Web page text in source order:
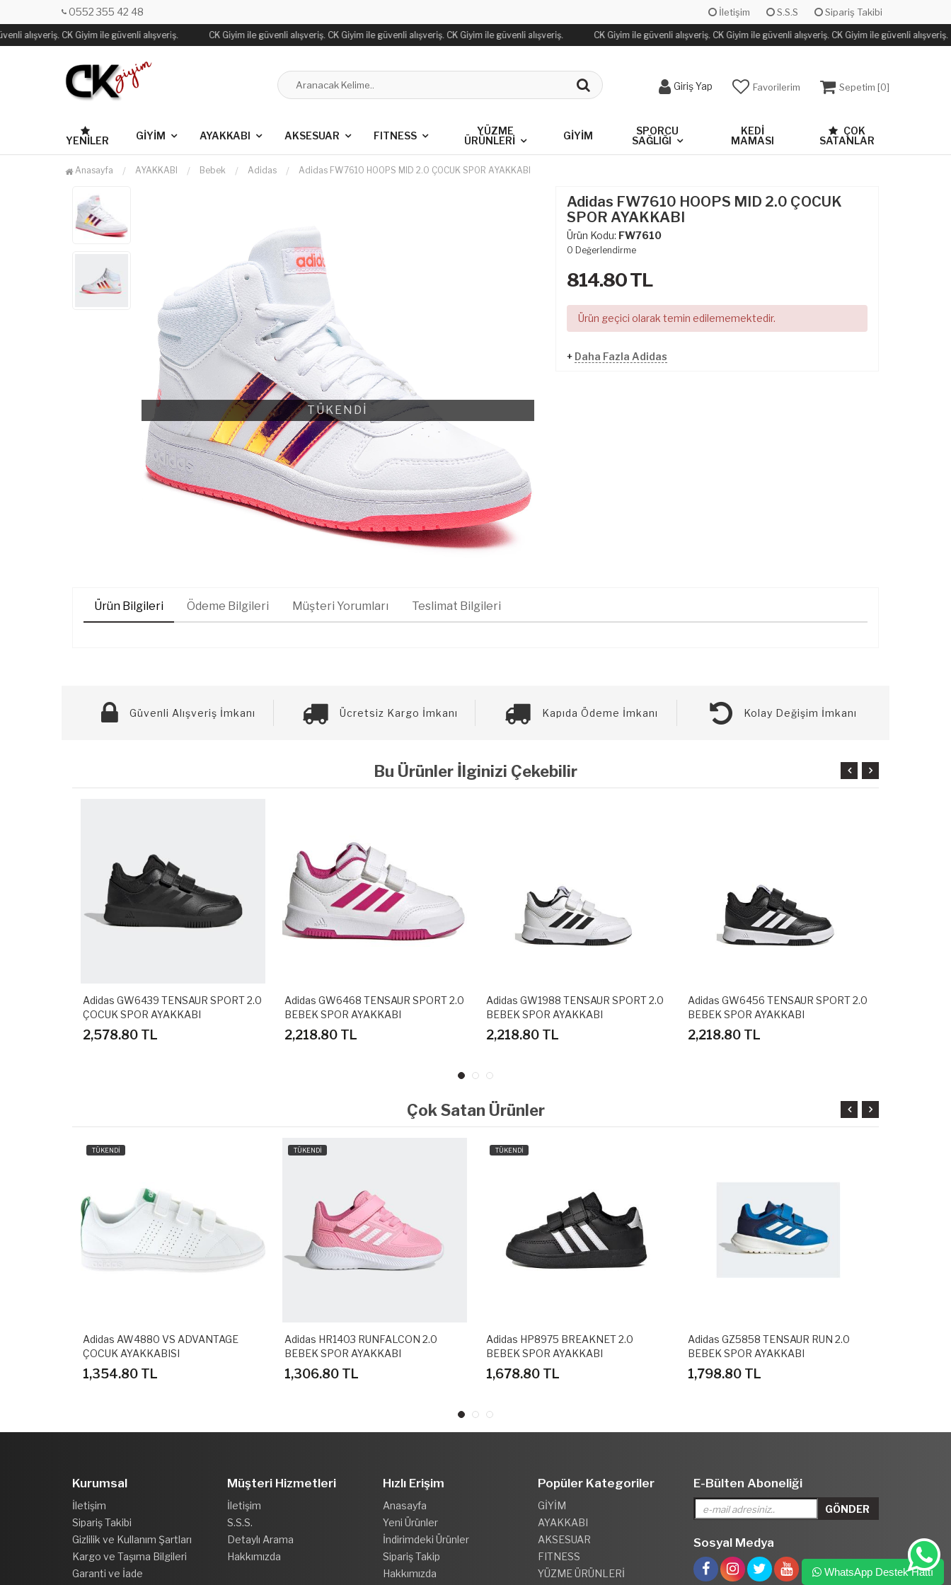
0552 355 42 48 İletişim S.S.S Sipariş Takibi
alışveriş. CK Giyim ile güvenli alışveriş. CK Giyim ile güvenli alışveriş. CK Giyim ile güvenli alışveriş. CK Giyim ile güvenli alışveriş. CK Giyim ile güvenli alışveriş. CK Giyim ile güvenli alışveriş. CK Giyim ile güvenli alışveriş.
Giriş Yap Favorilerim Sepetim [0]
YENILER GİYİM AYAKKABI AKSESUAR FITNESS
YÜZME
ÜRÜNLERİ
GİYİM
SPORCU
SAĞLIĞI
KEDİ
MAMASI
ÇOK
SATANLAR
Anasayfa AYAKKABI Bebek Adidas Adidas FW7610 HOOPS MID 2.0 ÇOCUK SPOR AYAKKABI
TÜKENDİ
Adidas FW7610 HOOPS MID 2.0 ÇOCUK
SPOR AYAKKABI
Ürün Kodu: FW7610
0 Değerlendirme
814.80TL
Ürün geçici olarak temin edilememektedir.
+ Daha Fazla Adidas
Ürün Bilgileri Ödeme Bilgileri Müşteri Yorumları Teslimat Bilgileri
Güvenli Alışveriş İmkanı Ücretsiz Kargo İmkanı Kapıda Ödeme İmkanı Kolay Değişim İmkanı
Bu Ürünler İlginizi Çekebilir
Adidas GW6439 TENSAUR SPORT 2.0
ÇOCUK SPOR AYAKKABI
2,578.80 TL
Adidas GW6468 TENSAUR SPORT 2.0
BEBEK SPOR AYAKKABI
2,218.80 TL
Adidas GW1988 TENSAUR SPORT 2.0
BEBEK SPOR AYAKKABI
2,218.80 TL
Adidas GW6456 TENSAUR SPORT 2.0
BEBEK SPOR AYAKKABI
2,218.80 TL
Çok Satan Ürünler
TÜKENDİ
Adidas AW4880 VS ADVANTAGE
ÇOCUK AYAKKABISI
1,354.80 TL
TÜKENDİ
Adidas HR1403 RUNFALCON 2.0
BEBEK SPOR AYAKKABI
1,306.80 TL
TÜKENDİ
Adidas HP8975 BREAKNET 2.0
BEBEK SPOR AYAKKABI
1,678.80 TL
Adidas GZ5858 TENSAUR RUN 2.0
BEBEK SPOR AYAKKABI
1,798.80 TL
Kurumsal
İletişim
Sipariş Takibi
Gizlilik ve Kullanım Şartları
Kargo ve Taşıma Bilgileri
Garanti ve İade
Müşteri Hizmetleri
İletişim
S.S.S.
Detaylı Arama
Hakkımızda
Hızlı Erişim
Anasayfa
Yeni Ürünler
İndirimdeki Ürünler
Sipariş Takip
Hakkımızda
Popüler Kategoriler
GİYİM
AYAKKABI
AKSESUAR
FITNESS
YÜZME ÜRÜNLERİ
E-Bülten Aboneliği
Sosyal Medya
WhatsApp Destek Hattı